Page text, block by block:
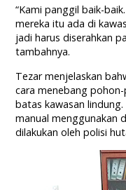
“Kami panggil baik-
mereka itu ada di
jadi harus diserahkan
tambahnya.
Tezar menjelaskan
cara menebang
batas kawasan
manual menggunakan
dilakukan oleh polisi